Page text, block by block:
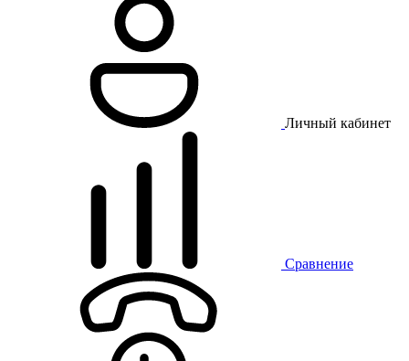
Личный кабинет
Сравнение